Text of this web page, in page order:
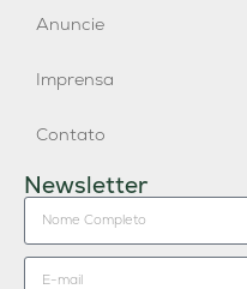
Anuncie
Imprensa
Contato
Newsletter